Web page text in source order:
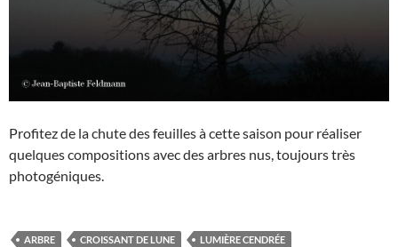
Profitez de la chute des feuilles à cette saison pour réaliser
quelques compositions avec des arbres nus, toujours très
photogéniques.
ARBRE CROISSANT DE LUNE
LUMIÈRE CENDRÉE